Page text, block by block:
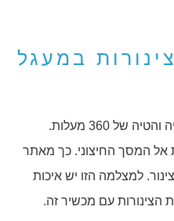
במעגל
למכשיר זה יש את היכולת של פניה והטיה של 360 מעלות.
אל המסך החיצוני. כך מאתר
למצלמה הזו יש איכות
הצינורות עם מכשיר זה.